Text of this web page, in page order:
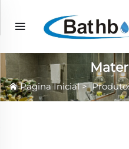
Página Inicial>